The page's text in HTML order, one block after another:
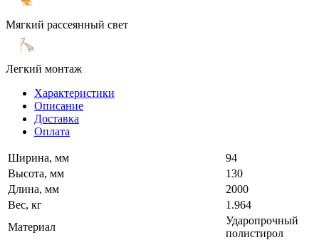
Мягкий рассеянный свет
Легкий монтаж
Характеристики
Описание
Доставка
Оплата
Ширина, мм
94
Высота, мм
130
Длина, мм
2000
Вес, кг
1.964
Материал
Ударопрочный
полистирол